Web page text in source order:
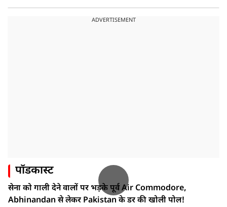
ADVERTISEMENT
पॉडकास्ट
सेना को गाली देने वालों पर भड़के पूर्व Air Commodore,
Abhinandan से लेकर Pakistan के डर की खोली पोल!